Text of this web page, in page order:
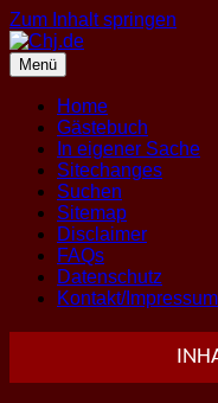
Zum Inhalt springen
Menü
Home
Gästebuch
In eigener Sache
Sitechanges
Suchen
Sitemap
Disclaimer
FAQs
Datenschutz
Kontakt/Impressum